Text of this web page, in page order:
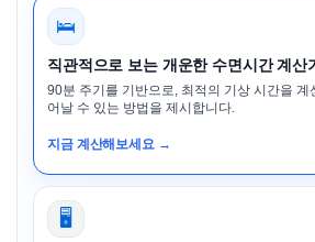
🛌
직관적으로 보는 개운한 수면시간 계산기
90분 주기를 기반으로, 최적의 기상 시간을 계
어날 수 있는 방법을 제시합니다.
지금 계산해보세요 →
🖥️